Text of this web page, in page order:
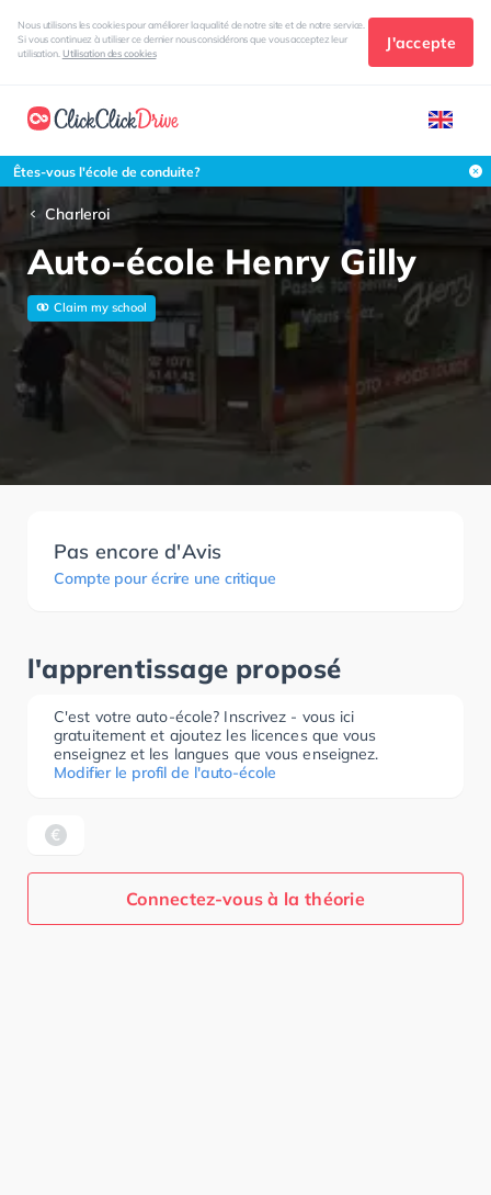
Nous utilisons les cookies pour améliorer la qualité de notre site et de notre service.
Si vous continuez à utiliser ce dernier nous considérons que vous acceptez leur
utilisation. Utilisation des cookies
J'accepte
Êtes-vous l'école de conduite?
Charleroi
Auto-école Henry Gilly
Claim my school
Pas encore d'Avis
Compte pour écrire une critique
l'apprentissage proposé
C'est votre auto-école? Inscrivez - vous ici
gratuitement et ajoutez les licences que vous
enseignez et les langues que vous enseignez.
Modifier le profil de l'auto-école
Connectez-vous à la théorie